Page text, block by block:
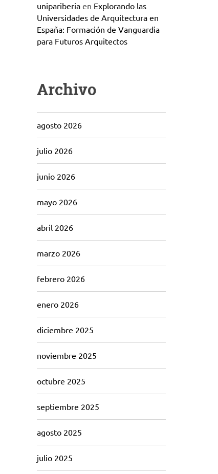
unipariberiaen Explorando las
Universidades de Arquitectura en
España: Formación de Vanguardia
para Futuros Arquitectos
Archivo
agosto 2026
julio 2026
junio 2026
mayo 2026
abril 2026
marzo 2026
febrero 2026
enero 2026
diciembre 2025
noviembre 2025
octubre 2025
septiembre 2025
agosto 2025
julio 2025